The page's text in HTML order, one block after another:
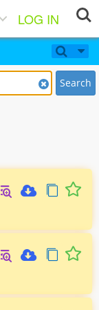
LOG IN
Search